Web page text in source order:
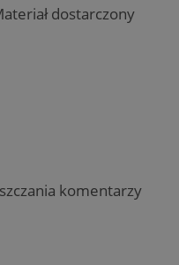
dostarczony
komentarzy